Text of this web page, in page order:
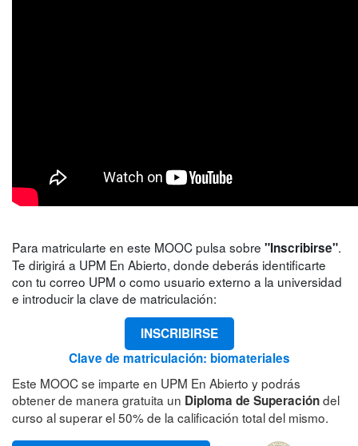
Para matricularte en este MOOC pulsa sobre "Inscribirse".
Te dirigirá a UPM En Abierto, donde deberás identificarte
con tu correo UPM o como usuario externo a la universidad
e introducir la clave de matriculación:
INSCRIBIRSE
Clave de matriculación: biomateriales
Este MOOC se imparte en UPM En Abierto y podrás
obtener de manera gratuita un Diploma de Superacióndel
curso al superar el 50% de la calificación total del mismo.